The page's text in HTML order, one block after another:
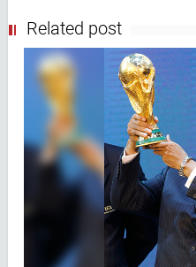
Related post